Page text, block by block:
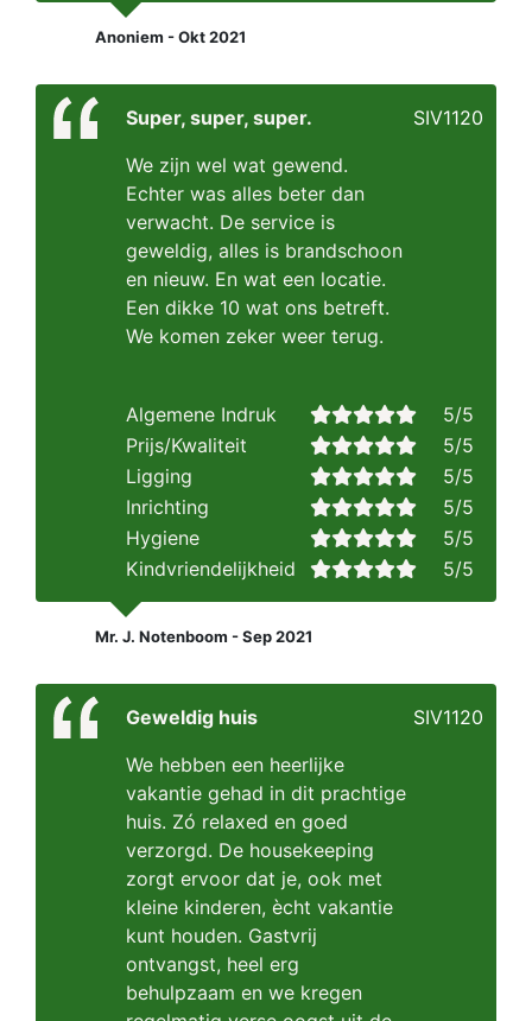
Anoniem - Okt 2021
Super, super, super.
We zijn wel wat gewend.
Echter was alles beter dan
verwacht. De service is
geweldig, alles is brandschoon
en nieuw. En wat een locatie.
Een dikke 10 wat ons betreft.
We komen zeker weer terug.
SIV1120
Algemene Indruk
5/5
Prijs/Kwaliteit
5/5
Ligging
5/5
Inrichting
5/5
Hygiene
5/5
Kindvriendelijkheid
5/5
Mr. J. Notenboom - Sep 2021
Geweldig huis
We hebben een heerlijke
vakantie gehad in dit prachtige
huis. Zó relaxed en goed
verzorgd. De housekeeping
zorgt ervoor dat je, ook met
kleine kinderen, ècht vakantie
kunt houden. Gastvrij
ontvangst, heel erg
behulpzaam en we kregen
SIV1120